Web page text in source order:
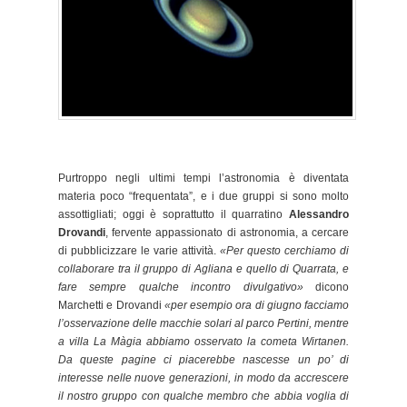
Purtroppo negli ultimi tempi l’astronomia è diventata
materia poco “frequentata”, e i due gruppi si sono molto
assottigliati; oggi è soprattutto il quarratino Alessandro
Drovandi, fervente appassionato di astronomia, a cercare
di pubblicizzare le varie attività. «Per questo cerchiamo di
collaborare tra il gruppo di Agliana e quello di Quarrata, e
fare sempre qualche incontro divulgativo»dicono
Marchetti e Drovandi «per esempio ora di giugno facciamo
l’osservazione delle macchie solari al parco Pertini, mentre
a villa La Màgia abbiamo osservato la cometa Wirtanen.
Da queste pagine ci piacerebbe nascesse un po’ di
interesse nelle nuove generazioni, in modo da accrescere
il nostro gruppo con qualche membro che abbia voglia di